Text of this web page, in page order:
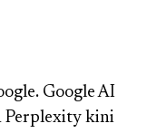
Google AI
Perplexity kini